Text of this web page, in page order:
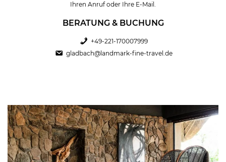
Ihren Anruf oder Ihre E-Mail.
BERATUNG & BUCHUNG
+49-221-170007999
gladbach@landmark-fine-travel.de